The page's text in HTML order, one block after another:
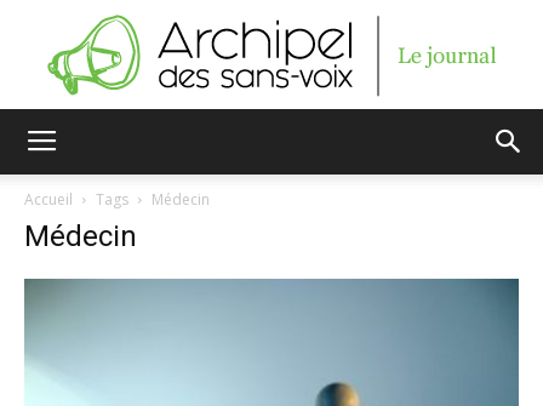
Accueil Tags Médecin
Médecin